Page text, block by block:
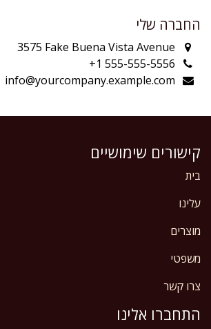
החברה שלי
3575 Fake Buena Vista Avenue
+1 555-555-5556
info@yourcompany.example.com
קישורים שימושיים
בית
עלינו
מוצרים
משפטי
צרו קשר
התחברו אלינו